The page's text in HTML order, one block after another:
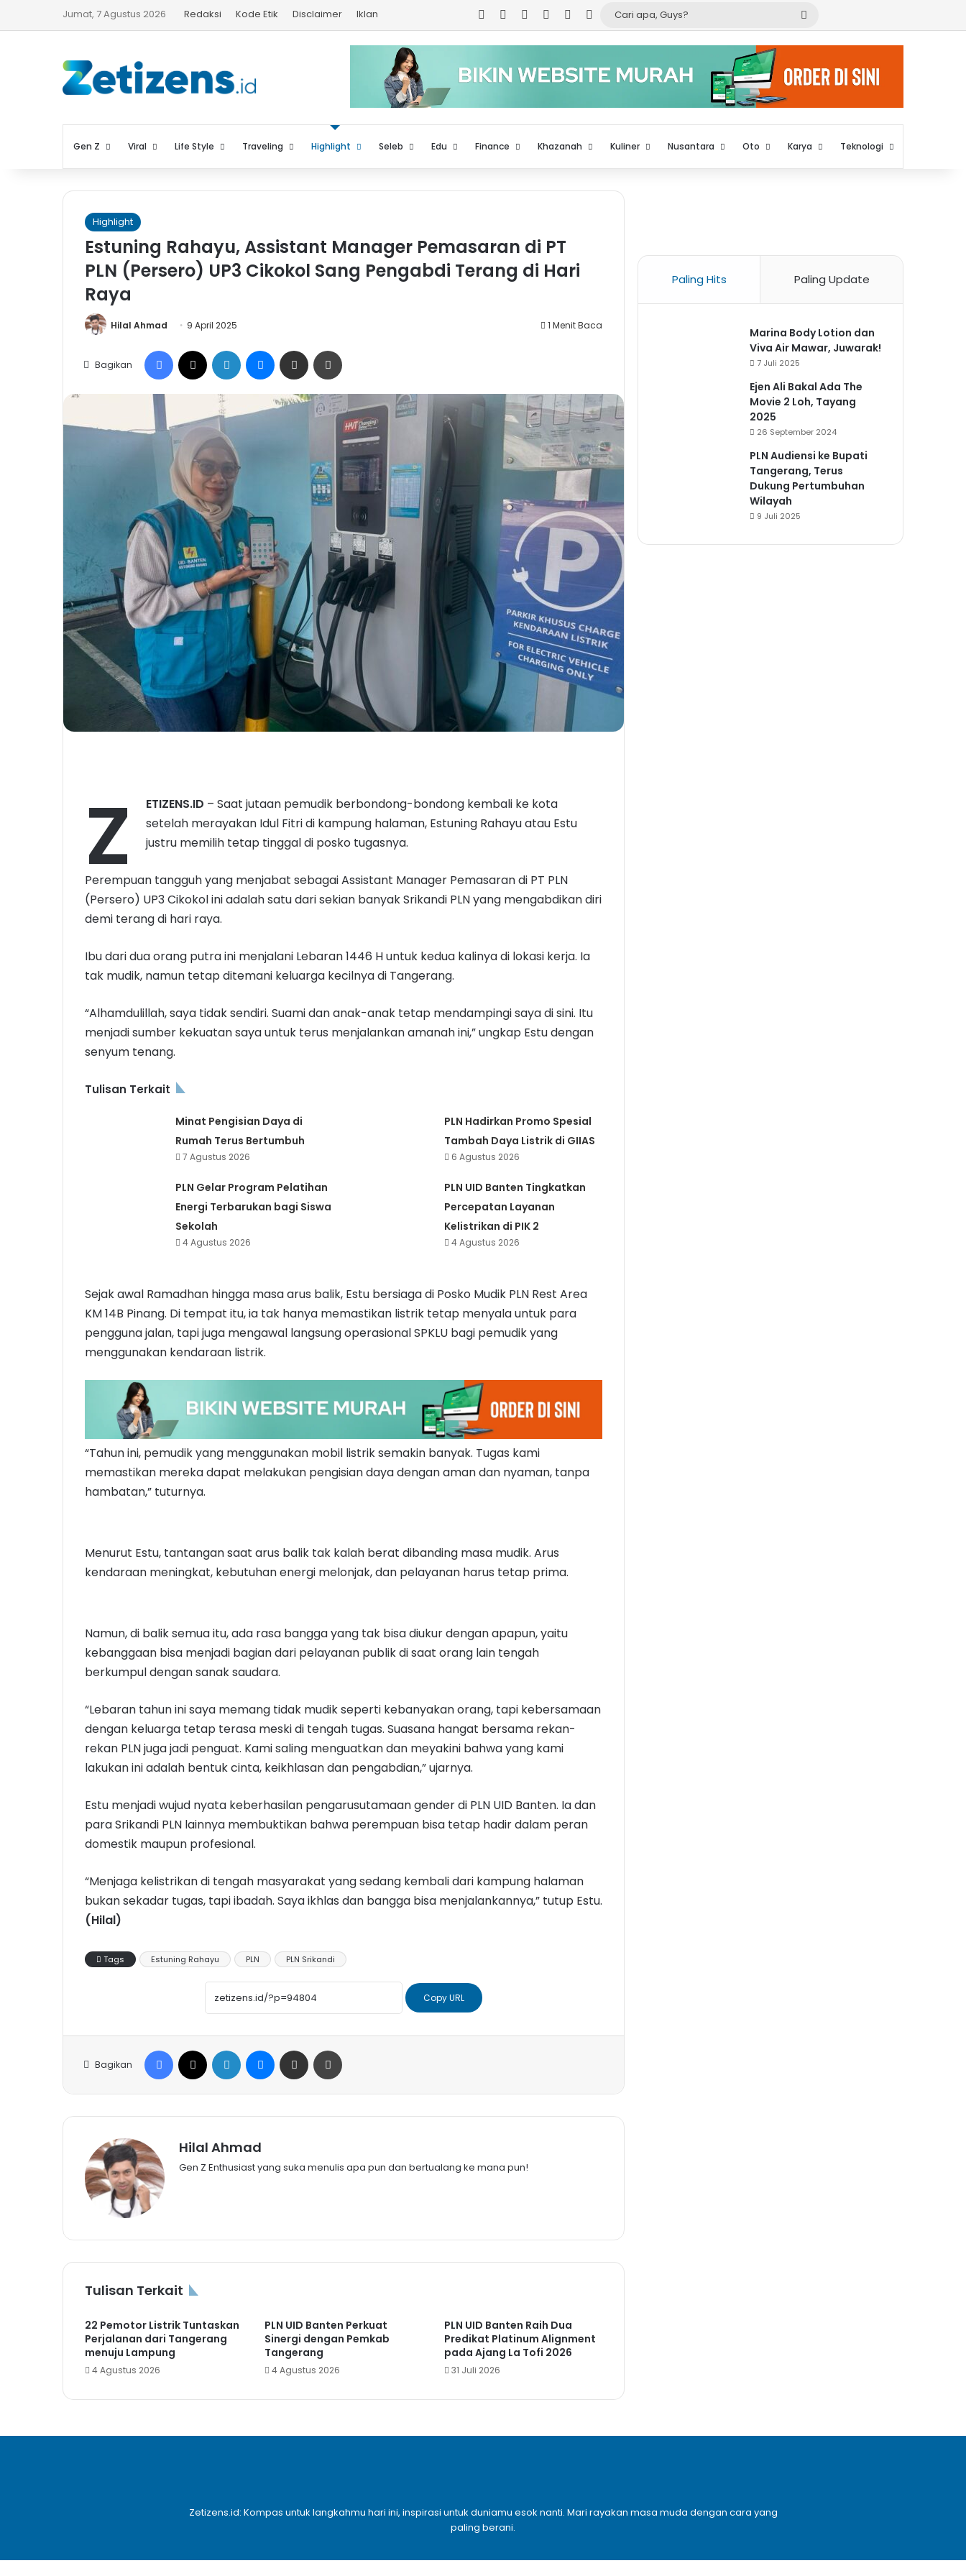
Jumat, 7 Agustus 2026 Redaksi Kode Etik Disclaimer Iklan FacebookYouTubeInstagram
TikTokLog In
Guys?
Gen Z Viral Life Style Traveling Highlight Seleb Edu Finance Khazanah Kuliner Nusantara Oto Karya Teknologi
Highlight
Estuning Rahayu, Assistant Manager Pemasaran di PT
PLN (Persero) UP3 Cikokol Sang Pengabdi Terang di Hari
Raya
Hilal Ahmad 9 April 2025 1 Menit Baca
Bagikan
Facebook LinkedIn Messenger
Share via Email
Z ETIZENS.ID – Saat jutaan pemudik berbondong-bondong kembali ke kota
setelah merayakan Idul Fitri di kampung halaman, Estuning Rahayu atau Estu
justru memilih tetap tinggal di posko tugasnya.
Perempuan tangguh yang menjabat sebagai Assistant Manager Pemasaran di PT PLN
(Persero) UP3 Cikokol ini adalah satu dari sekian banyak Srikandi PLN yang mengabdikan diri
demi terang di hari raya.
Ibu dari dua orang putra ini menjalani Lebaran 1446 H untuk kedua kalinya di lokasi kerja. Ia
tak mudik, namun tetap ditemani keluarga kecilnya di Tangerang.
“Alhamdulillah, saya tidak sendiri. Suami dan anak-anak tetap mendampingi saya di sini. Itu
menjadi sumber kekuatan saya untuk terus menjalankan amanah ini,” ungkap Estu dengan
senyum tenang.
Tulisan Terkait
Minat Pengisian Daya di
Rumah Terus Bertumbuh
7 Agustus 2026
PLN Hadirkan Promo Spesial
Tambah Daya Listrik di GIIAS
6 Agustus 2026
PLN Gelar Program Pelatihan
Energi Terbarukan bagi Siswa
Sekolah
4 Agustus 2026
PLN UID Banten Tingkatkan
Percepatan Layanan
Kelistrikan di PIK 2
4 Agustus 2026
Sejak awal Ramadhan hingga masa arus balik, Estu bersiaga di Posko Mudik PLN Rest Area
KM 14B Pinang. Di tempat itu, ia tak hanya memastikan listrik tetap menyala untuk para
pengguna jalan, tapi juga mengawal langsung operasional SPKLU bagi pemudik yang
menggunakan kendaraan listrik.
“Tahun ini, pemudik yang menggunakan mobil listrik semakin banyak. Tugas kami
memastikan mereka dapat melakukan pengisian daya dengan aman dan nyaman, tanpa
hambatan,” tuturnya.
Menurut Estu, tantangan saat arus balik tak kalah berat dibanding masa mudik. Arus
kendaraan meningkat, kebutuhan energi melonjak, dan pelayanan harus tetap prima.
Namun, di balik semua itu, ada rasa bangga yang tak bisa diukur dengan apapun, yaitu
kebanggaan bisa menjadi bagian dari pelayanan publik di saat orang lain tengah
berkumpul dengan sanak saudara.
“Lebaran tahun ini saya memang tidak mudik seperti kebanyakan orang, tapi kebersamaan
dengan keluarga tetap terasa meski di tengah tugas. Suasana hangat bersama rekan-
rekan PLN juga jadi penguat. Kami saling menguatkan dan meyakini bahwa yang kami
lakukan ini adalah bentuk cinta, keikhlasan dan pengabdian,” ujarnya.
Estu menjadi wujud nyata keberhasilan pengarusutamaan gender di PLN UID Banten. Ia dan
para Srikandi PLN lainnya membuktikan bahwa perempuan bisa tetap hadir dalam peran
domestik maupun profesional.
“Menjaga kelistrikan di tengah masyarakat yang sedang kembali dari kampung halaman
bukan sekadar tugas, tapi ibadah. Saya ikhlas dan bangga bisa menjalankannya,” tutup Estu.
(Hilal)
Tags Estuning Rahayu PLN PLN Srikandi
Copy URL
Bagikan
Facebook LinkedIn Messenger
Share via Email
Hilal Ahmad
Gen Z Enthusiast yang suka menulis apa pun dan bertualang ke mana pun!
Tulisan Terkait
22 Pemotor Listrik Tuntaskan
Perjalanan dari Tangerang
menuju Lampung
4 Agustus 2026
PLN UID Banten Perkuat
Sinergi dengan Pemkab
Tangerang
4 Agustus 2026
PLN UID Banten Raih Dua
Predikat Platinum Alignment
pada Ajang La Tofi 2026
31 Juli 2026
Paling Hits Paling Update
Marina Body Lotion dan
Viva Air Mawar, Juwarak!
7 Juli 2025
Ejen Ali Bakal Ada The
Movie 2 Loh, Tayang
2025
26 September 2024
PLN Audiensi ke Bupati
Tangerang, Terus
Dukung Pertumbuhan
Wilayah
9 Juli 2025
Zetizens.id: Kompas untuk langkahmu hari ini, inspirasi untuk duniamu esok nanti. Mari rayakan masa muda dengan cara yang
paling berani.